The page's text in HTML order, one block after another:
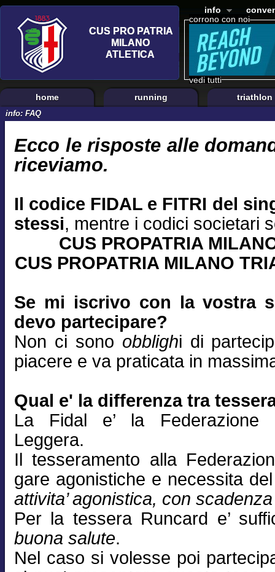
corrono con noi
vedi tutti
info
home running triathlon
info: FAQ
Ecco le risposte alle
riceviamo.
Il codice FIDAL e FITRI del
stessi, mentre i codici societari
CUS PROPATRIA
CUS PROPATRIA MILANO
Se mi iscrivo con la vostra
devo partecipare?
Non ci sono obblighi di
piacere e va praticata in
Qual e' la differenza tra
La Fidal e’ la Federazione
Leggera.
Il tesseramento alla
gare agonistiche e necessita
attivita’ agonistica, con
Per la tessera Runcard e’
buona salute.
Nel caso si volesse poi